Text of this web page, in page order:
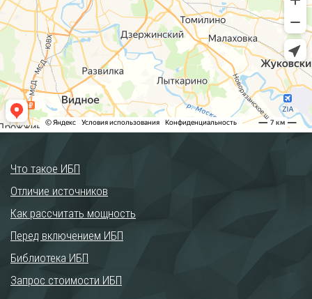
Что такое ИБП
Отличие источников
Как рассчитать мощность
Перед включением ИБП
Библиотека ИБП
Запрос стоимости ИБП